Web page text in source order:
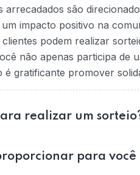
são
impacto positivo na
podem realizar
não apenas participa de
gratificante promover
realizar um
para você